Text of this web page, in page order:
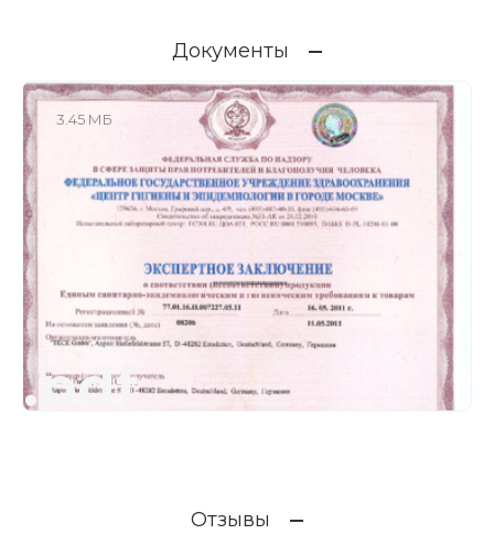
Документы
3.45 МБ
.pdf
Отзывы